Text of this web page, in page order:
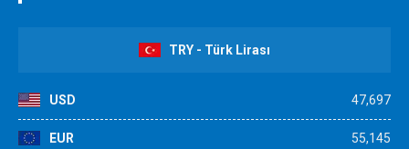
TRY - Türk Lirası
USD 47,697
EUR 55,145